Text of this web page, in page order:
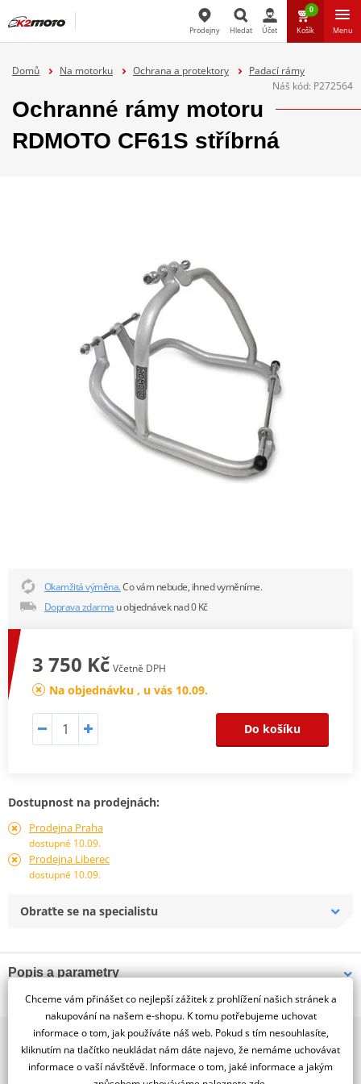
Hledat
Prodejny Hledat Účet
0
Košík Menu
Domů Na motorku Ochrana a protektory
Padací rámy
Náš kód: P272564
Ochranné rámy motoru
RDMOTO CF61S stříbrná
Okamžitá výměna.Co vám nebude, ihned vyměníme.
Doprava zdarma u objednávek nad 0 Kč
3 750 Kč Včetně DPH
Na objednávku , u vás 10.09.
Do košíku
Dostupnost na prodejnách:
Prodejna Praha
dostupné 10.09.
Prodejna Liberec
dostupné 10.09.
Obraťte se na specialistu
Popis a parametry
Jsme autorizovaný
dealer značky RDMOTO
Honda CBF 500 (04-12)
Padací rámy RDMOTO nabízí maximální ochranu Vašeho
2x multibrand showroom
9 značek motocyklů, servis, oblečení, doplňky i náhradní
díly, to vše v Praze a Liberci
Chceme vám přinášet co nejlepší zážitek z prohlížení našich stránek a
nakupování na našem e-shopu. K tomu potřebujeme uchovat
informace o tom, jak používáte náš web. Pokud s tím nesouhlasíte,
kliknutím na tlačítko neukládat nám dáte najevo, že nemáme uchovávat
informace o vaší návštěvě. Informace o tom, jaké informace a jakým